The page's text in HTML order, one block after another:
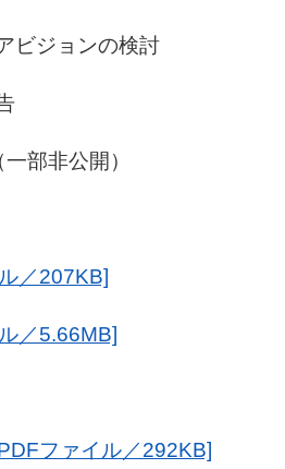
ジョンの検討
部非公開）
／207KB]
／5.66MB]
ファイル／292KB]